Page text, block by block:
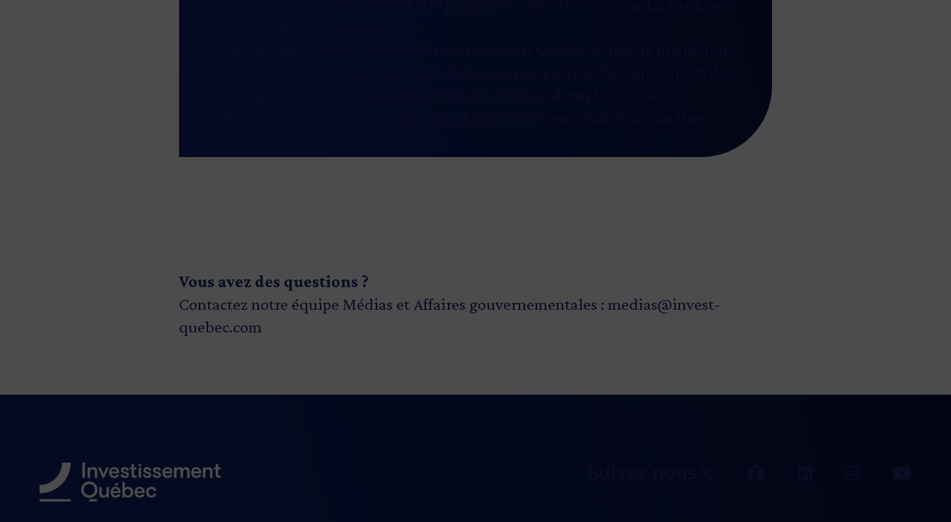
Vous avez des questions ?
Contactez notre équipe Médias et Affaires gouvernementales : medias@invest-
quebec.com